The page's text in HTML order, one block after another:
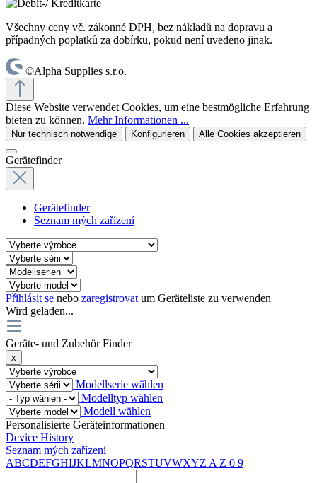
Všechny ceny vč. zákonné DPH, bez nákladů na dopravu a
případných poplatků za dobírku, pokud není uvedeno jinak.
©Alpha Supplies s.r.o.
Diese Website verwendet Cookies, um eine bestmögliche Erfahrung
bieten zu können. Mehr Informationen ...
Nur technisch notwendige Konfigurieren Alle Cookies akzeptieren
Gerätefinder
Gerätefinder
Seznam mých zařízení
Přihlásit se nebo zaregistrovat um Geräteliste zu verwenden
Wird geladen...
Geräte- und Zubehör Finder
x
Modellserie wählen
Modelltyp wählen
Modell wählen
Personalisierte Geräteinformationen
Device History
Seznam mých zařízení
ABCDEFGHIJKLMNOPQRSTUVWXYZ A Z 0 9